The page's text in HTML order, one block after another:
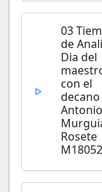
03
de
Dia del
con el
decano
Antonio
Rosete